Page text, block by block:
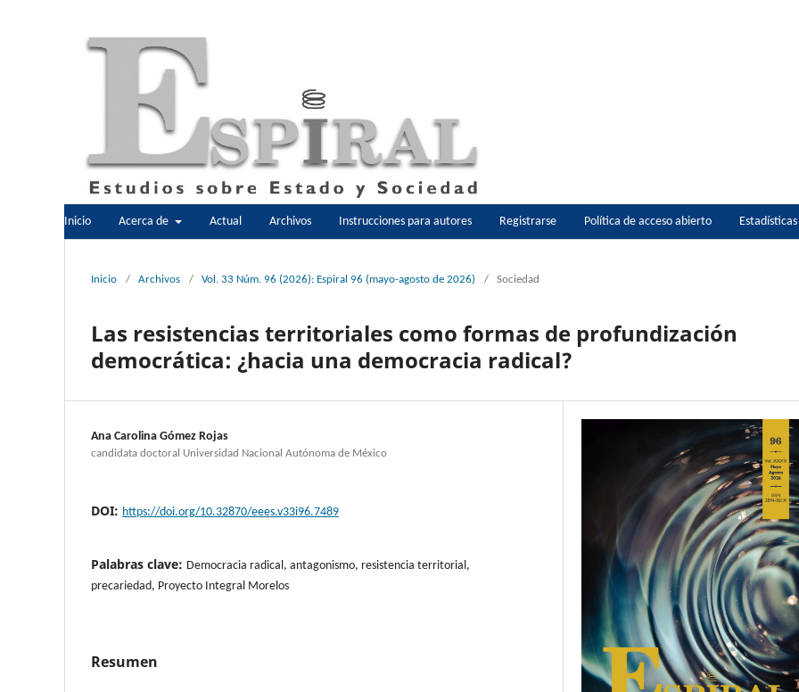
Inicio Acerca de Actual Archivos Instrucciones para autores Registrarse Política de acceso abierto Estadísticas
Inicio / Archivos / Vol. 33 Núm. 96 (2026): Espiral 96 (mayo-agosto de 2026) / Sociedad
Las resistencias territoriales como formas de profundización
democrática: ¿hacia una democracia radical?
Ana Carolina Gómez Rojas
candidata doctoral Universidad Nacional Autónoma de México
DOI: https://doi.org/10.32870/eees.v33i96.7489
Palabras clave: Democracia radical, antagonismo, resistencia territorial,
precariedad, Proyecto Integral Morelos
Resumen